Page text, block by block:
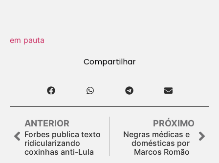
em pauta
Compartilhar
ANTERIOR
Forbes publica texto
ridicularizando
coxinhas anti-Lula
PRÓXIMO
Negras médicas e
domésticas por
Marcos Romão